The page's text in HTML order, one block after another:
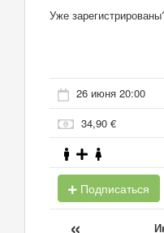
Уже
26 июня 20:00
34,90 €
Подписаться